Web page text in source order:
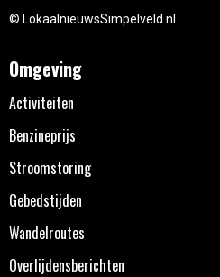
© LokaalnieuwsSimpelveld.nl
Omgeving
Activiteiten
Benzineprijs
Stroomstoring
Gebedstijden
Wandelroutes
Overlijdensberichten